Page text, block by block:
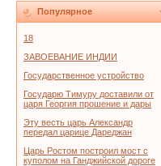
Популярное
18
ЗАВОЕВАНИЕ ИНДИИ
Государственное устройство
Государю Тимуру доставили от
царя Георгия прошение и дары
Эту весть царь Александр
передал царице Дареджан
Царь Ростом построил мост с
куполом на Ганджийской дороге